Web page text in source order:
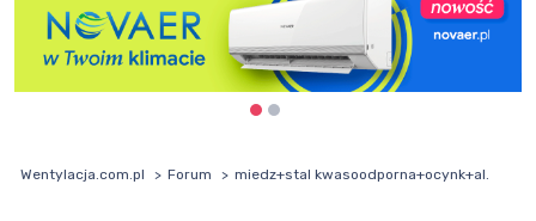
Wentylacja.com.pl Forum miedz+stal kwasoodporna+ocynk+al.